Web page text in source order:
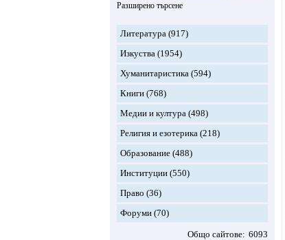
Разширено търсене
Литература (917)
Изкуства (1954)
Хуманитаристика (594)
Книги (768)
Медии и култура (498)
Религия и езотерика (218)
Образование (488)
Институции (550)
Право (36)
Форуми (70)
Общо сайтове 6093